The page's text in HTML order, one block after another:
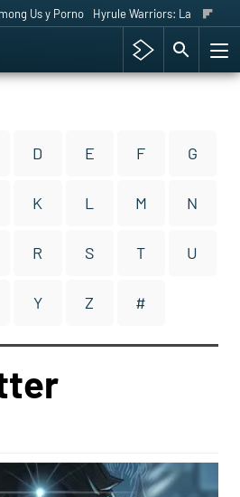
Us y Porno Hyrule Warriors: La Era del
D E F G
K L M N
R S T U
Y Z #